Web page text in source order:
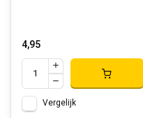
4,95
Vergelijk